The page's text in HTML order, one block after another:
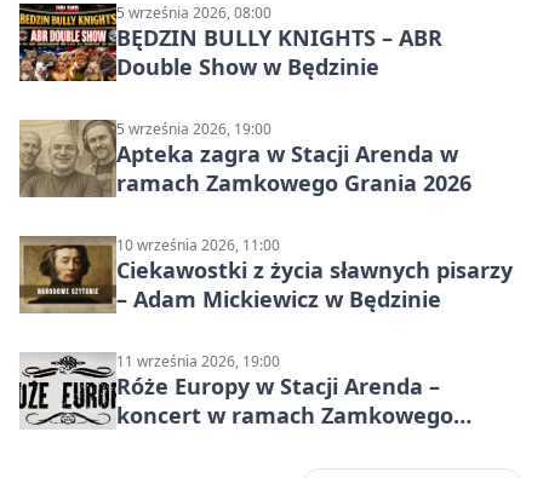
5 września 2026, 08:00
BĘDZIN BULLY KNIGHTS – ABR
Double Show w Będzinie
5 września 2026, 19:00
Apteka zagra w Stacji Arenda w
ramach Zamkowego Grania 2026
10 września 2026, 11:00
Ciekawostki z życia sławnych pisarzy
– Adam Mickiewicz w Będzinie
11 września 2026, 19:00
Róże Europy w Stacji Arenda –
koncert w ramach Zamkowego